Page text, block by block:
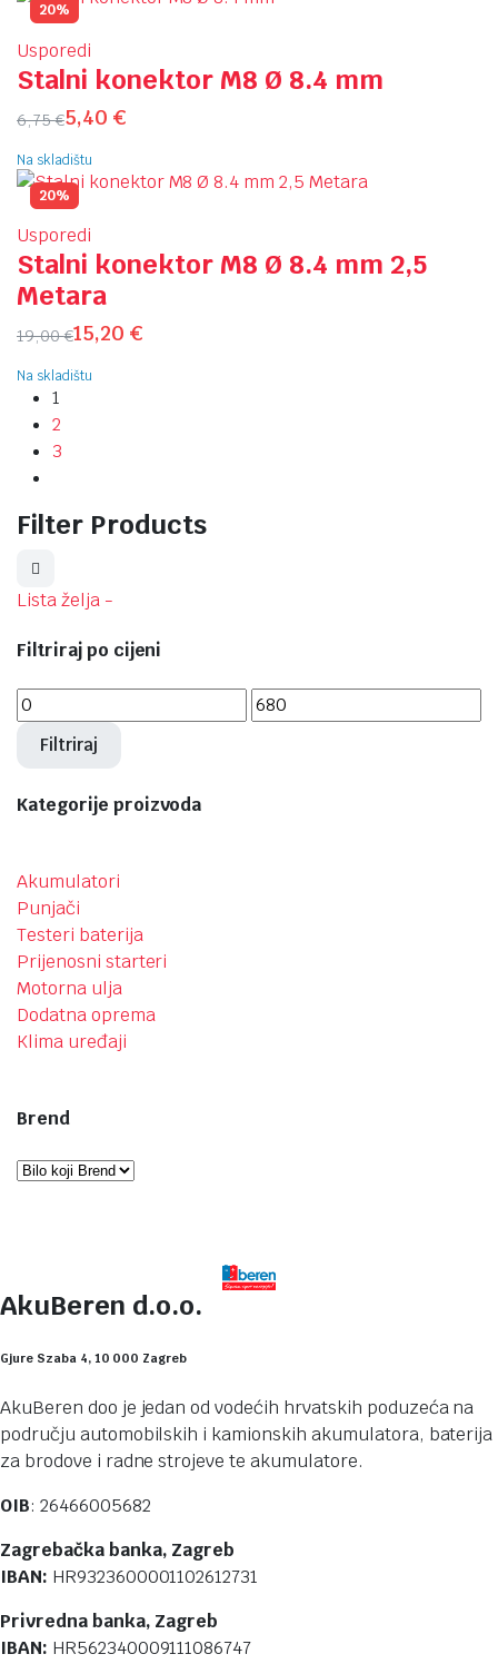
20%
Usporedi
Stalni konektor M8 Ø 8.4 mm
6,75€5,40 €
Na skladištu
20%
Usporedi
Stalni konektor M8 Ø 8.4 mm 2,5
Metara
19,00€15,20 €
Na skladištu
1
2
3
Filter Products
Lista želja -
Filtriraj po cijeni
Filtriraj
Kategorije proizvoda
Akumulatori
Punjači
Testeri baterija
Prijenosni starteri
Motorna ulja
Dodatna oprema
Klima uređaji
Brend
AkuBeren d.o.o.
Gjure Szaba 4, 10 000 Zagreb
AkuBeren doo je jedan od vodećih hrvatskih poduzeća na
području automobilskih i kamionskih akumulatora, baterija
za brodove i radne strojeve te akumulatore.
OIB: 26466005682
Zagrebačka banka, Zagreb
IBAN: HR9323600001102612731
Privredna banka, Zagreb
IBAN: HR562340009111086747